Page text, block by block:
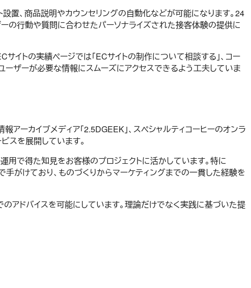
設置、商品説明やカウンセリングの自動化などが可能になります。24
の行動や質問に合わせたパーソナライズされた接客体験の提供に
イトの実績ページでは「ECサイトの制作について相談する」、コー
ーザーが必要な情報にスムーズにアクセスできるよう工夫していま
ーカイブメディア「2.5DGEEK」、スペシャルティコーヒーのオンラ
スを展開しています。
用で得た知見をお客様のプロジェクトに活かしています。特に
手がけており、ものづくりからマーケティングまでの一貫した経験を
アドバイスを可能にしています。理論だけでなく実践に基づいた提